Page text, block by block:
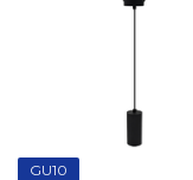
GU10